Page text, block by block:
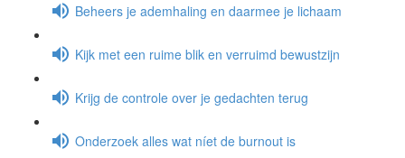
Beheers je ademhaling en daarmee je lichaam
Kijk met een ruime blik en verruimd bewustzijn
Krijg de controle over je gedachten terug
Onderzoek alles wat níet de burnout is